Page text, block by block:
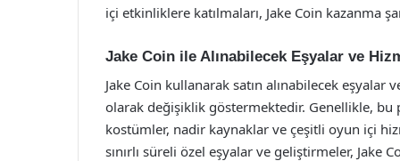
içi etkinliklere katılmaları, Jake Coin kazanma
Jake Coin ile Alınabilecek Eşyalar ve
Jake Coin kullanarak satın alınabilecek
olarak değişiklik göstermektedir. Genellikle,
kostümler, nadir kaynaklar ve çeşitli oyun içi
sınırlı süreli özel eşyalar ve geliştirmeler, Jake